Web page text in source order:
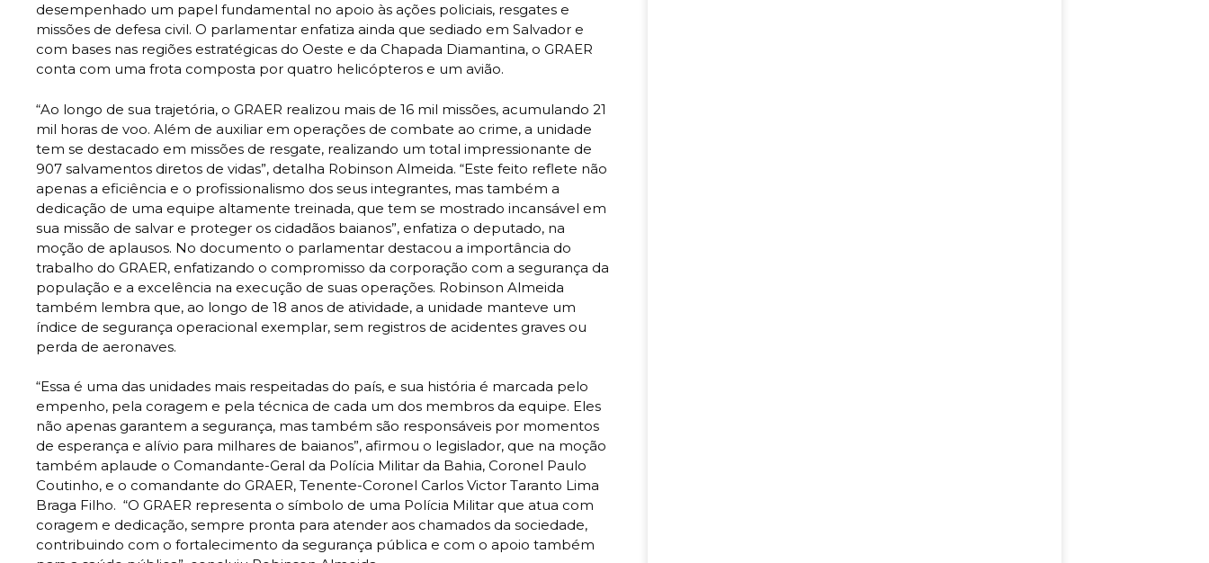
desempenhado um papel fundamental no apoio às ações policiais, resgates e
missões de defesa civil. O parlamentar enfatiza ainda que sediado em Salvador e
com bases nas regiões estratégicas do Oeste e da Chapada Diamantina, o GRAER
conta com uma frota composta por quatro helicópteros e um avião.
“Ao longo de sua trajetória, o GRAER realizou mais de 16 mil missões, acumulando 21
mil horas de voo. Além de auxiliar em operações de combate ao crime, a unidade
tem se destacado em missões de resgate, realizando um total impressionante de
907 salvamentos diretos de vidas”, detalha Robinson Almeida. “Este feito reflete não
apenas a eficiência e o profissionalismo dos seus integrantes, mas também a
dedicação de uma equipe altamente treinada, que tem se mostrado incansável em
sua missão de salvar e proteger os cidadãos baianos”, enfatiza o deputado, na
moção de aplausos. No documento o parlamentar destacou a importância do
trabalho do GRAER, enfatizando o compromisso da corporação com a segurança da
população e a excelência na execução de suas operações. Robinson Almeida
também lembra que, ao longo de 18 anos de atividade, a unidade manteve um
índice de segurança operacional exemplar, sem registros de acidentes graves ou
perda de aeronaves.
“Essa é uma das unidades mais respeitadas do país, e sua história é marcada pelo
empenho, pela coragem e pela técnica de cada um dos membros da equipe. Eles
não apenas garantem a segurança, mas também são responsáveis por momentos
de esperança e alívio para milhares de baianos”, afirmou o legislador, que na moção
também aplaude o Comandante-Geral da Polícia Militar da Bahia, Coronel Paulo
Coutinho, e o comandante do GRAER, Tenente-Coronel Carlos Victor Taranto Lima
Braga Filho. “O GRAER representa o símbolo de uma Polícia Militar que atua com
coragem e dedicação, sempre pronta para atender aos chamados da sociedade,
contribuindo com o fortalecimento da segurança pública e com o apoio também